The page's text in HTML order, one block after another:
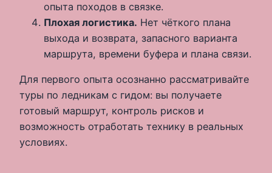
опыта походов в связке.
Плохая логистика. Нет чёткого плана
выхода и возврата, запасного варианта
маршрута, времени буфера и плана связи.
Для первого опыта осознанно рассматривайте
туры по ледникам с гидом: вы получаете
готовый маршрут, контроль рисков и
возможность отработать технику в реальных
условиях.